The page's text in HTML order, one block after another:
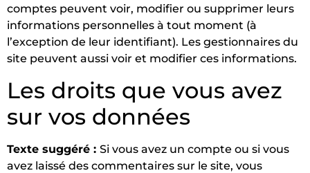
comptes peuvent voir, modifier ou supprimer leurs
informations personnelles à tout moment (à
l’exception de leur identifiant). Les gestionnaires du
site peuvent aussi voir et modifier ces informations.
Les droits que vous avez
sur vos données
Texte suggéré : Si vous avez un compte ou si vous
avez laissé des commentaires sur le site, vous